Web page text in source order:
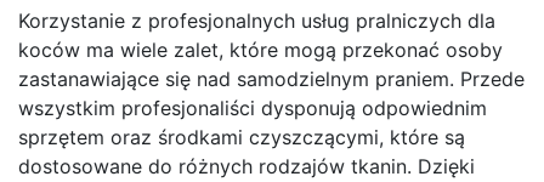
Korzystanie z profesjonalnych usług pralniczych dla
koców ma wiele zalet, które mogą przekonać osoby
zastanawiające się nad samodzielnym praniem. Przede
wszystkim profesjonaliści dysponują odpowiednim
sprzętem oraz środkami czyszczącymi, które są
dostosowane do różnych rodzajów tkanin. Dzięki